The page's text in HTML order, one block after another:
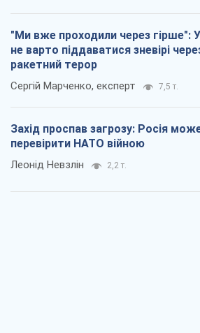
"Ми вже проходили через гірше":
не варто піддаватися зневірі
ракетний терор
Сергій Марченко, експерт 7,5 т.
Захід проспав загрозу: Росія
перевірити НАТО війною
Леонід Невзлін 2,2 т.